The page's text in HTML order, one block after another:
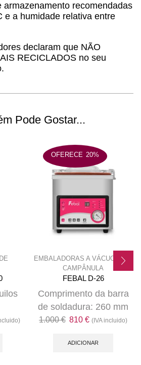
armazenamento recomendadas
e a humidade relativa entre
declaram que NÃO
RECICLADOS no seu
Pode Gostar...
OFERECE 20%
EMBALADORAS A VÁCUO COM
CAMPÂNULA
FEBAL D-26
Comprimento da barra
de soldadura: 260 mm
1.000€ O
original
810 €O
atual
(IVA incluido)
ADICIONAR